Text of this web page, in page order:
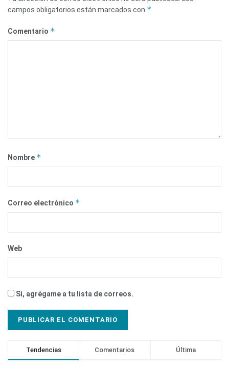
campos obligatorios están marcados con *
Comentario *
Nombre *
Correo electrónico *
Web
Sí, agrégame a tu lista de correos.
Tendencias Comentarios Última